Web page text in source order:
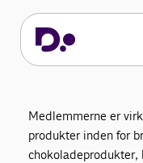
cerealier
Bageri,
Fødevarer, der
Vi arbejder blandt
lovgivning, der
Medlemmerne er
produkter inden for